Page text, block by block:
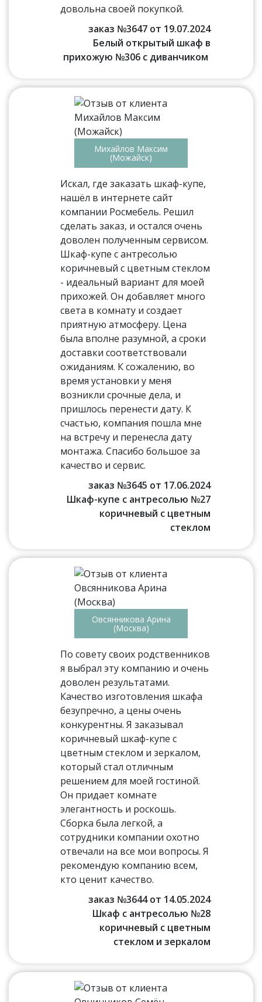
довольна своей покупкой.
заказ №3647 от 19.07.2024
Белый открытый шкаф в
прихожую №306 с диванчиком
Михайлов Максим
(Можайск)
Искал, где заказать шкаф-купе,
нашёл в интернете сайт
компании Росмебель. Решил
сделать заказ, и остался очень
доволен полученным сервисом.
Шкаф-купе с антресолью
коричневый с цветным стеклом
- идеальный вариант для моей
прихожей. Он добавляет много
света в комнату и создает
приятную атмосферу. Цена
была вполне разумной, а сроки
доставки соответствовали
ожиданиям. К сожалению, во
время установки у меня
возникли срочные дела, и
пришлось перенести дату. К
счастью, компания пошла мне
на встречу и перенесла дату
монтажа. Спасибо большое за
качество и сервис.
заказ №3645 от 17.06.2024
Шкаф-купе с антресолью №27
коричневый с цветным
стеклом
Овсянникова Арина
(Москва)
По совету своих родственников
я выбрал эту компанию и очень
доволен результатами.
Качество изготовления шкафа
безупречно, а цены очень
конкурентны. Я заказывал
коричневый шкаф-купе с
цветным стеклом и зеркалом,
который стал отличным
решением для моей гостиной.
Он придает комнате
элегантность и роскошь.
Сборка была легкой, а
сотрудники компании охотно
отвечали на все мои вопросы. Я
рекомендую компанию всем,
кто ценит качество.
заказ №3644 от 14.05.2024
Шкаф с антресолью №28
коричневый с цветным
стеклом и зеркалом